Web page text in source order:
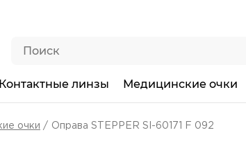
Контактные линзы Медицинские очки
очки Оправа STEPPER SI-60171 F 092